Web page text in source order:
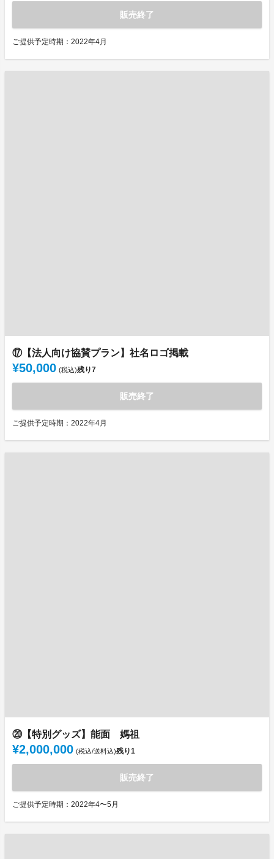
販売終了
ご提供予定時期：2022年4月
⑰【法人向け協賛プラン】社名ロゴ掲載
¥50,000 (税込)残り7
販売終了
ご提供予定時期：2022年4月
⑳【特別グッズ】能面 媽祖
¥2,000,000 (税込/送料込)残り1
販売終了
ご提供予定時期：2022年4〜5月